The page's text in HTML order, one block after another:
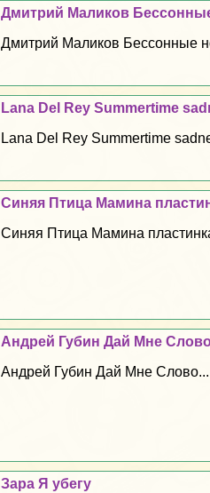
Дмитрий Маликов
Дмитрий Маликов Бессонные
Lana Del Rey Summertime
Lana Del Rey Summertime
Синяя Птица Мамина
Синяя Птица Мамина
Андрей Губин Дай Мне
Андрей Губин Дай Мне Слово...
Зара Я убегу